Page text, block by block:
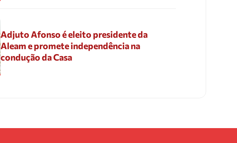
Adjuto Afonso é eleito presidente da
Aleam e promete independência na
condução da Casa